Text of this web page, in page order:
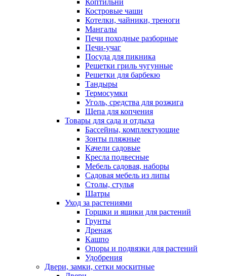
Коптильни
Костровые чаши
Котелки, чайники, треноги
Мангалы
Печи походные разборные
Печи-учаг
Посуда для пикника
Решетки гриль чугунные
Решетки для барбекю
Тандыры
Термосумки
Уголь, средства для розжига
Щепа для копчения
Товары для сада и отдыха
Бассейны, комплектующие
Зонты пляжные
Качели садовые
Кресла подвесные
Мебель садовая, наборы
Садовая мебель из липы
Столы, стулья
Шатры
Уход за растениями
Горшки и ящики для растений
Грунты
Дренаж
Кашпо
Опоры и подвязки для растений
Удобрения
Двери, замки, сетки москитные